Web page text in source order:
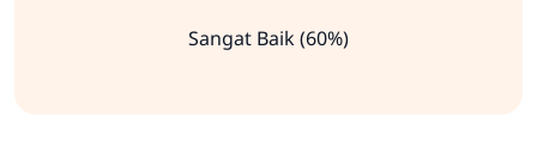
Sangat Baik (60%)